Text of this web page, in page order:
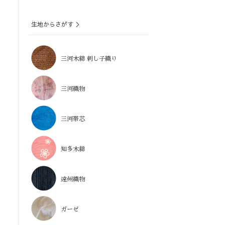
生地からさがす ＞
三河木綿 刺し子織り
三河織物
三河帯芯
知多木綿
遠州織物
ガーゼ